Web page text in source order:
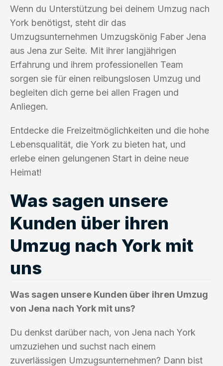
Wenn du Unterstützung bei deinem Umzug nach
York benötigst, steht dir das
Umzugsunternehmen Umzugskönig Faber Jena
aus Jena zur Seite. Mit ihrer langjährigen
Erfahrung und ihrem professionellen Team
sorgen sie für einen reibungslosen Umzug und
begleiten dich gerne bei allen Fragen und
Anliegen.
Entdecke die Freizeitmöglichkeiten und die hohe
Lebensqualität, die York zu bieten hat, und
erlebe einen gelungenen Start in deine neue
Heimat!
Was sagen unsere
Kunden über ihren
Umzug nach York mit
uns
Was sagen unsere Kunden über ihren Umzug
von Jena nach York mit uns?
Du denkst darüber nach, von Jena nach York
umzuziehen und suchst nach einem
zuverlässigen Umzugsunternehmen? Dann bist